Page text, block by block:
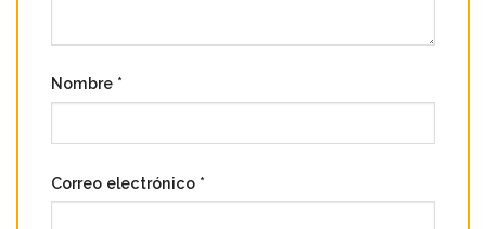
Nombre *
Correo electrónico *